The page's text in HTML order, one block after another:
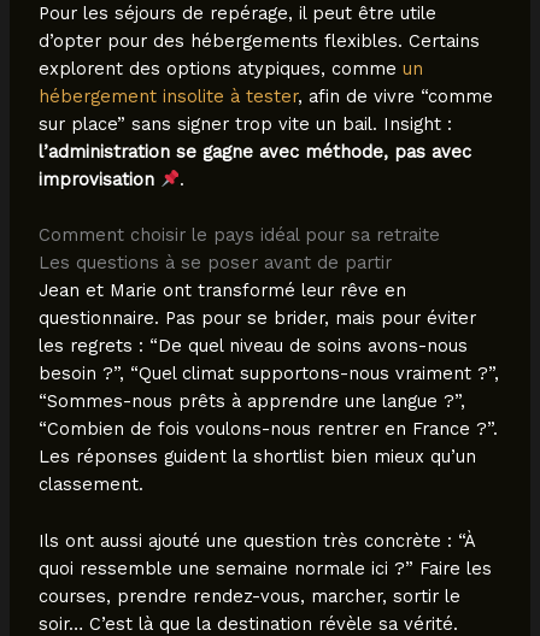
Pour les séjours de repérage, il peut être utile
d’opter pour des hébergements flexibles. Certains
explorent des options atypiques, comme un
hébergement insolite à tester, afin de vivre “comme
sur place” sans signer trop vite un bail. Insight :
l’administration se gagne avec méthode, pas avec
improvisation
.
Comment choisir le pays idéal pour sa retraite
Les questions à se poser avant de partir
Jean et Marie ont transformé leur rêve en
questionnaire. Pas pour se brider, mais pour éviter
les regrets : “De quel niveau de soins avons-nous
besoin ?”, “Quel climat supportons-nous vraiment ?”,
“Sommes-nous prêts à apprendre une langue ?”,
“Combien de fois voulons-nous rentrer en France ?”.
Les réponses guident la shortlist bien mieux qu’un
classement.
Ils ont aussi ajouté une question très concrète : “À
quoi ressemble une semaine normale ici ?” Faire les
courses, prendre rendez-vous, marcher, sortir le
soir… C’est là que la destination révèle sa vérité.